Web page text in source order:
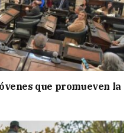
que promueven la